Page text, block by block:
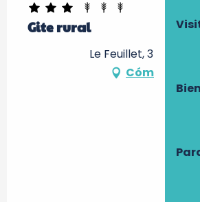
Gite rural
Le Feuillet, 37320
Cómo llegar